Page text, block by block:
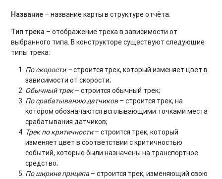
Название – название карты в структуре отчёта.
Тип трека – отображение трека в зависимости от
выбранного типа. В конструкторе существуют следующие
типы трека:
По скорости –строится трек, который изменяет цвет в
зависимости от скорости;
Обычный трек– строится обычный трек;
По срабатыванию датчиков– строится трек, на
котором обозначаются всплывающими точками места
срабатывания датчиков;
Трек по критичности– строится трек, который
изменяет цвет в соответствии с критичностью
событий, которые были назначены на транспортное
средство;
По ширине прицепа – строится трек, изменяющий свою